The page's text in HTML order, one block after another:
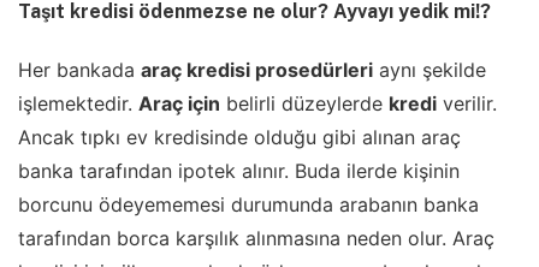
Taşıt kredisi ödenmezse ne olur? Ayvayı yedik mi!?
Her bankada araç kredisi prosedürleri aynı şekilde
işlemektedir. Araç için belirli düzeylerde kredi verilir.
Ancak tıpkı ev kredisinde olduğu gibi alınan araç
banka tarafından ipotek alınır. Buda ilerde kişinin
borcunu ödeyememesi durumunda arabanın banka
tarafından borca karşılık alınmasına neden olur. Araç